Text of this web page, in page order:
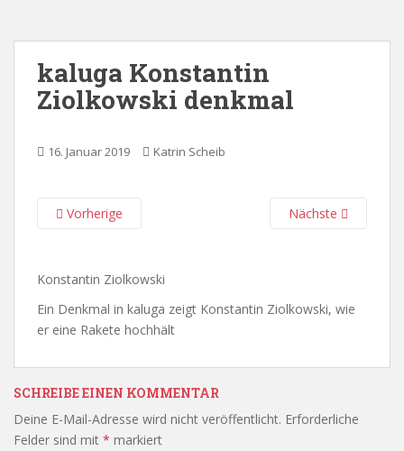
kaluga Konstantin
Ziolkowski denkmal
16. Januar 2019 Katrin Scheib
Vorherige Nächste
Konstantin Ziolkowski
Ein Denkmal in kaluga zeigt Konstantin Ziolkowski, wie
er eine Rakete hochhält
SCHREIBE EINEN KOMMENTAR
Deine E-Mail-Adresse wird nicht veröffentlicht. Erforderliche
Felder sind mit * markiert